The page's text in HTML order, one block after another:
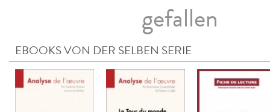
gefallen
EBOOKS VON DER SELBEN SERIE